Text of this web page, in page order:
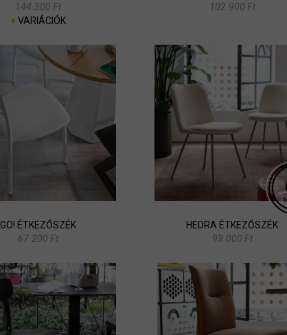
144.300 Ft
+VARIÁCIÓK
102.900 Ft
GO! ÉTKEZŐSZÉK
67.200 Ft
HEDRA ÉTKEZŐSZÉK
93.000 Ft